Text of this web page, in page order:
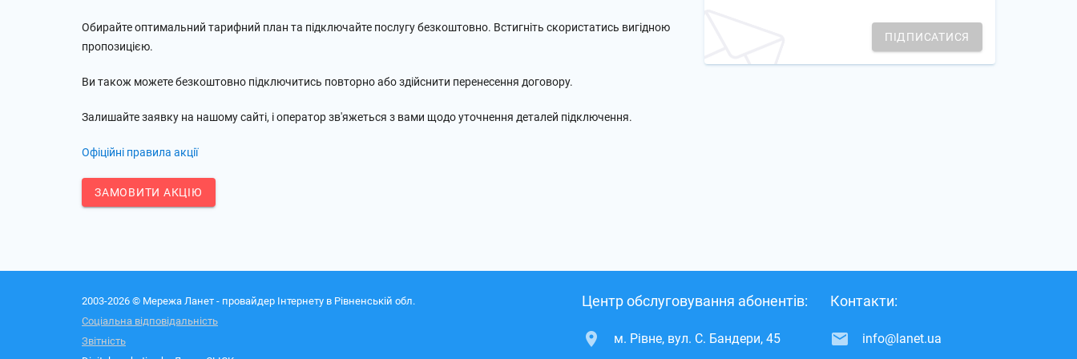
Обирайте оптимальний тарифний план та підключайте послугу безкоштовно. Встигніть скористатись вигідною
пропозицією.
Ви також можете безкоштовно підключитись повторно або здійснити перенесення договору.
Залишайте заявку на нашому сайті, і оператор зв'яжеться з вами щодо уточнення деталей підключення.
Офіційні правила акції
ЗАМОВИТИ АКЦІЮ
ПІДПИСАТИСЯ
2003-2026 © Мережа Ланет - провайдер Інтернету в Рівненській обл.
Соціальна відповідальність
Звітність
Центр обслуговування абонентів:
м. Рівне, вул. С. Бандери, 45
Контакти:
info@lanet.ua